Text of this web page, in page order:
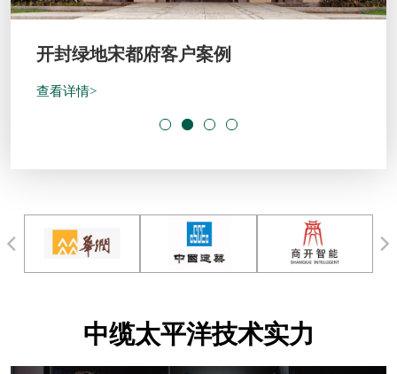
开封绿地宋都府客户案例
查看详情>
中缆太平洋技术实力